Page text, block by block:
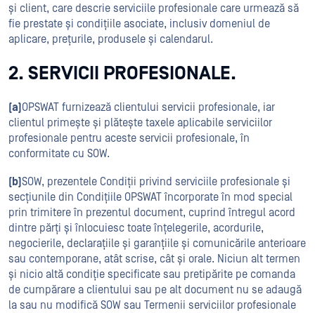
și client, care descrie serviciile profesionale care urmează să
fie prestate și condițiile asociate, inclusiv domeniul de
aplicare, prețurile, produsele și calendarul.
2. SERVICII PROFESIONALE.
(a)OPSWAT furnizează clientului servicii profesionale, iar
clientul primește și plătește taxele aplicabile serviciilor
profesionale pentru aceste servicii profesionale, în
conformitate cu SOW.
(b)SOW, prezentele Condiții privind serviciile profesionale și
secțiunile din Condițiile OPSWAT încorporate în mod special
prin trimitere în prezentul document, cuprind întregul acord
dintre părți și înlocuiesc toate înțelegerile, acordurile,
negocierile, declarațiile și garanțiile și comunicările anterioare
sau contemporane, atât scrise, cât și orale. Niciun alt termen
și nicio altă condiție specificate sau pretipărite pe comanda
de cumpărare a clientului sau pe alt document nu se adaugă
la sau nu modifică SOW sau Termenii serviciilor profesionale